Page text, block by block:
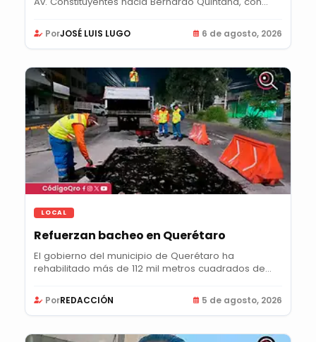
PorJOSÉ LUIS LUGO 6 de agosto, 2026
LOCAL
Refuerzan bacheo en Querétaro
El gobierno del municipio de Querétaro ha
rehabilitado más de 112 mil metros cuadrados de...
PorREDACCIÓN 5 de agosto, 2026